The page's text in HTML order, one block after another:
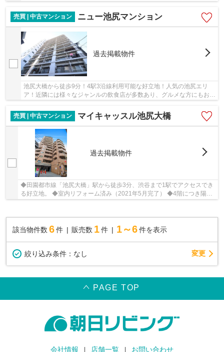
すめ♪
売買 | 中古マンション
ニュー池尻マンション
過去掲載物件
池尻大橋から徒歩9分！4駅3沿線利用可能な好立地！人気の池尻エリ
ア！近隣には様々なジャンルの飲食店が多数あり、グルメな方にもおす
売買 | 中古マンション
マイキャッスル池尻大橋
過去掲載物件
◆田園都市線「池尻大橋」駅から徒歩3分、渋谷まで1駅でアクセスでき
る好立地。 ◆室内リフォーム済み（2021年5月完了） ◆4階につき陽当
該当物件数 6件 販売数 1 件 1～6 件を表示
絞り込み条件： なし 変更
PAGE TOP
会社情報 店舗一覧 お問い合わせ